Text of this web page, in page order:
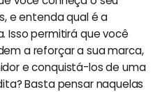
e entenda qual é a
Isso permitirá que você
a reforçar a sua marca,
e conquistá-los de uma
Basta pensar naquelas